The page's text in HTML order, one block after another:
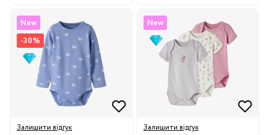
New
-30%
Залишити відгук
New
Залишити відгук